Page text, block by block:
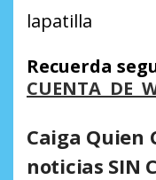
lapatilla
Recuerda
CUENTA DE
Caiga Quien
noticias SIN